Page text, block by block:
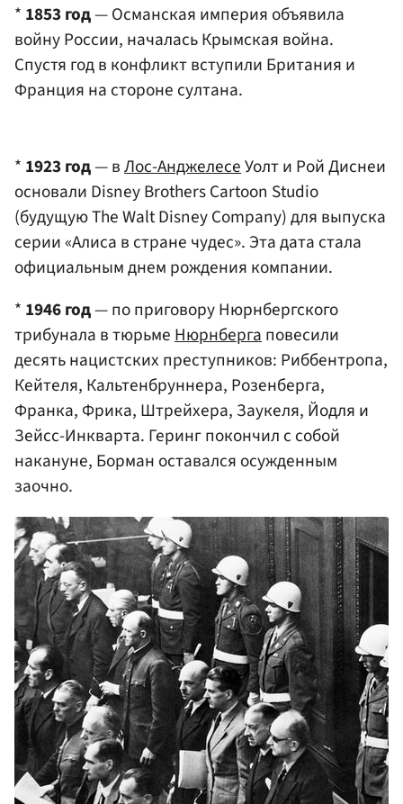
* 1853 год— Османская империя объявила
войну России, началась Крымская война.
Спустя год в конфликт вступили Британия и
Франция на стороне султана.
* 1923 год— вЛос-АнджелесеУолт и Рой Диснеи
основали Disney Brothers Cartoon Studio
(будущую The Walt Disney Company) для выпуска
серии «Алиса в стране чудес». Эта дата стала
официальным днем рождения компании.
* 1946 год— по приговору Нюрнбергского
трибунала в тюрьмеНюрнбергаповесили
десять нацистских преступников: Риббентропа,
Кейтеля, Кальтенбруннера, Розенберга,
Франка, Фрика, Штрейхера, Заукеля, Йодля и
Зейсс-Инкварта. Геринг покончил с собой
накануне, Борман оставался осужденным
заочно.